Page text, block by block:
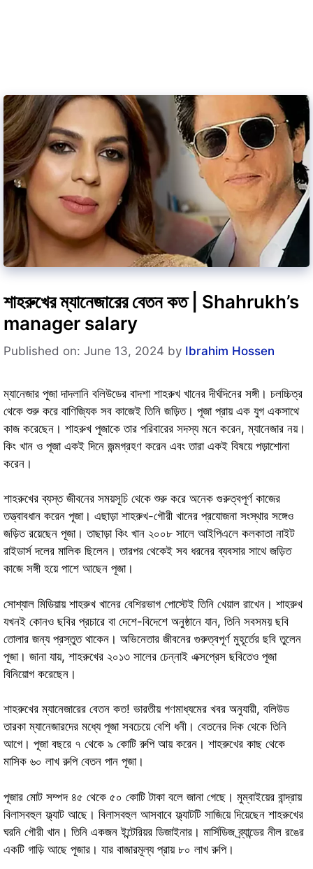
শাহরুখের ম্যানেজারের বেতন কত | Shahrukh’s
manager salary
Published on: June 13, 2024 by Ibrahim Hossen
ম্যানেজার পূজা দাদলানি বলিউডের বাদশা শাহরুখ খানের দীর্ঘদিনের সঙ্গী। চলচ্চিত্র
থেকে শুরু করে বাণিজ্যিক সব কাজেই তিনি জড়িত। পূজা প্রায় এক যুগ একসাথে
কাজ করেছেন। শাহরুখ পূজাকে তার পরিবারের সদস্য মনে করেন, ম্যানেজার নয়।
কিং খান ও পূজা একই দিনে জন্মগ্রহণ করেন এবং তারা একই বিষয়ে পড়াশোনা
করেন।
শাহরুখের ব্যস্ত জীবনের সময়সূচি থেকে শুরু করে অনেক গুরুত্বপূর্ণ কাজের
তত্ত্বাবধান করেন পূজা। এছাড়া শাহরুখ-গৌরী খানের প্রযোজনা সংস্থার সঙ্গেও
জড়িত রয়েছেন পূজা। তাছাড়া কিং খান ২০০৮ সালে আইপিএলে কলকাতা নাইট
রাইডার্স দলের মালিক ছিলেন। তারপর থেকেই সব ধরনের ব্যবসার সাথে জড়িত
কাজে সঙ্গী হয়ে পাশে আছেন পূজা।
সোশ্যাল মিডিয়ায় শাহরুখ খানের বেশিরভাগ পোস্টেই তিনি খেয়াল রাখেন। শাহরুখ
যখনই কোনও ছবির প্রচারে বা দেশে-বিদেশে অনুষ্ঠানে যান, তিনি সবসময় ছবি
তোলার জন্য প্রস্তুত থাকেন। অভিনেতার জীবনের গুরুত্বপূর্ণ মুহূর্তের ছবি তুলেন
পূজা। জানা যায়, শাহরুখের ২০১৩ সালের চেন্নাই এক্সপ্রেস ছবিতেও পূজা
বিনিয়োগ করেছেন।
শাহরুখের ম্যানেজারের বেতন কত! ভারতীয় গণমাধ্যমের খবর অনুযায়ী, বলিউড
তারকা ম্যানেজারদের মধ্যে পূজা সবচেয়ে বেশি ধনী। বেতনের দিক থেকে তিনি
আগে। পূজা বছরে ৭ থেকে ৯ কোটি রুপি আয় করেন। শাহরুখের কাছ থেকে
মাসিক ৬০ লাখ রুপি বেতন পান পূজা।
পূজার মোট সম্পদ ৪৫ থেকে ৫০ কোটি টাকা বলে জানা গেছে। মুম্বাইয়ের বান্দ্রায়
বিলাসবহুল ফ্ল্যাট আছে। বিলাসবহুল আসবাবে ফ্ল্যাটটি সাজিয়ে দিয়েছেন শাহরুখের
ঘরনি গৌরী খান। তিনি একজন ইন্টেরিয়র ডিজাইনার। মার্সিডিজ ব্র্যান্ডের নীল রঙের
একটি গাড়ি আছে পূজার। যার বাজারমূল্য প্রায় ৮০ লাখ রুপি।